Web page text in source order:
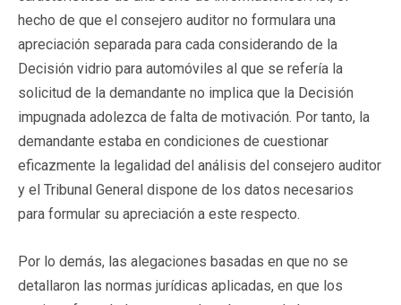
hecho de que el consejero auditor no formulara una
apreciación separada para cada considerando de la
Decisión vidrio para automóviles al que se refería la
solicitud de la demandante no implica que la Decisión
impugnada adolezca de falta de motivación. Por tanto, la
demandante estaba en condiciones de cuestionar
eficazmente la legalidad del análisis del consejero auditor
y el Tribunal General dispone de los datos necesarios
para formular su apreciación a este respecto.
Por lo demás, las alegaciones basadas en que no se
detallaron las normas jurídicas aplicadas, en que los